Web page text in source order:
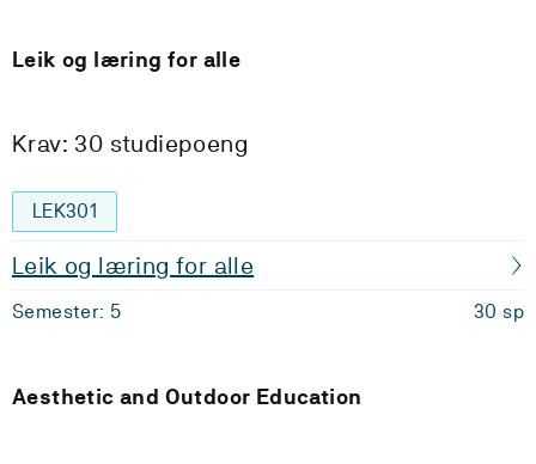
Leik og læring for alle
Krav: 30 studiepoeng
LEK301
Leik og læring for alle
Semester: 5 30 sp
Aesthetic and Outdoor Education